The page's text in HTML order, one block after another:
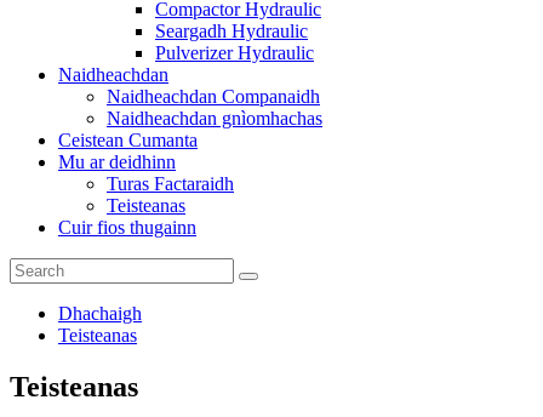
Compactor Hydraulic
Seargadh Hydraulic
Pulverizer Hydraulic
Naidheachdan
Naidheachdan Companaidh
Naidheachdan gnìomhachas
Ceistean Cumanta
Mu ar deidhinn
Turas Factaraidh
Teisteanas
Cuir fios thugainn
Dhachaigh
Teisteanas
Teisteanas